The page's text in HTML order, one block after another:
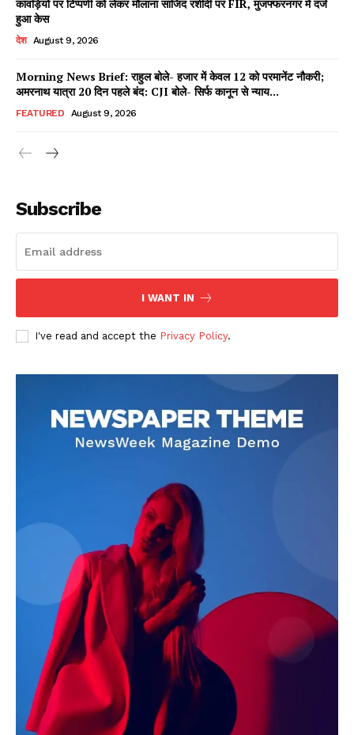
Facebook
X WhatsApp
Read Latest News on AIN
DOWNLOAD NOW
AIN NEWS 1
Contact Us
About Us
Privacy Policy
Terms of Use Agreement
Facebook
X WhatsApp
Share
कांवड़ियों पर टिप्पणी को लेकर मौलाना साजिद रशीदी पर FIR, मुजफ्फरनगर में दर्ज
हुआ केस
देश August 9, 2026
Morning News Brief: राहुल बोले- हजार में केवल 12 को परमानेंट नौकरी;
अमरनाथ यात्रा 20 दिन पहले बंद: CJI बोले- सिर्फ कानून से न्याय...
FEATURED August 9, 2026
Subscribe
I WANT IN
I've read and accept the Privacy Policy.